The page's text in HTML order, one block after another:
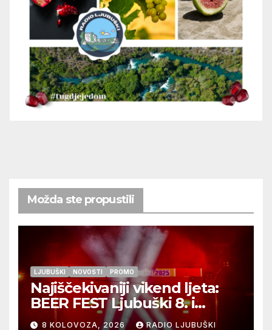
Možda ste propustili
LJUBUŠKI NOVOSTI PROMO
Najiščekivaniji vikend ljeta:
BEER FEST Ljubuški 8. i
9.kolovoza
8 KOLOVOZA, 2026 RADIO LJUBUŠKI